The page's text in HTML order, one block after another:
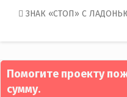
Post
ЗНАК «СТОП» С
Помогите проекту
сумму.